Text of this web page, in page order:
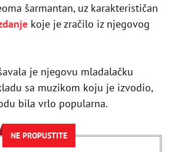
šarmantan, uz karakterističan
koje je zračilo iz njegovog
je njegovu mladalačku
sa muzikom koju je izvodio,
bila vrlo popularna.
NE PROPUSTITE